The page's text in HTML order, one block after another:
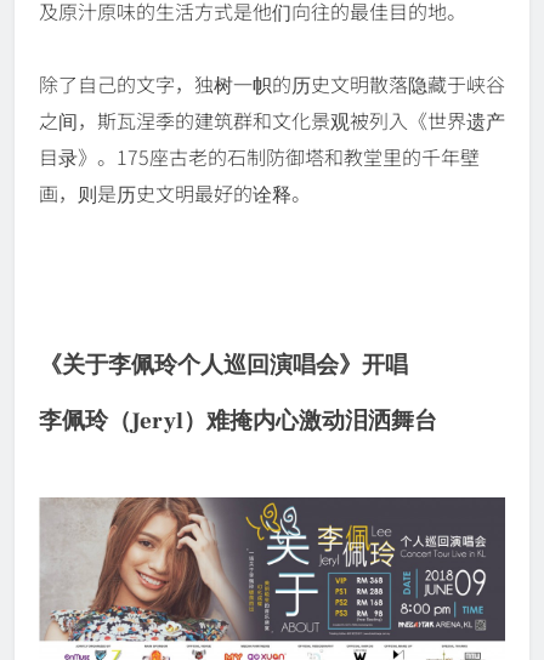
及原汁原味的生活方式是他们向往的最佳目的地。
除了自己的文字，独树一帜的历史文明散落隐藏于峡谷
之间，斯瓦涅季的建筑群和文化景观被列入《世界遗产
目录》。175座古老的石制防御塔和教堂里的千年壁
画，则是历史文明最好的诠释。
《关于李佩玲个人巡回演唱会》开唱
李佩玲（Jeryl）难掩内心激动泪洒舞台